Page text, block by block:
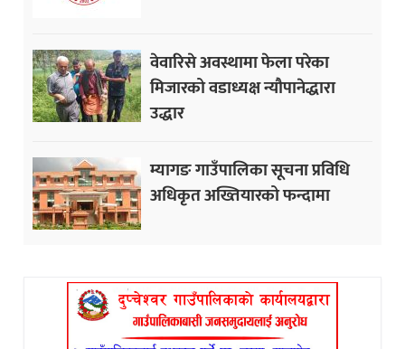
वेवारिसे अवस्थामा फेला परेका
मिजारको वडाध्यक्ष न्यौपानेद्धारा
उद्धार
म्यागङ गाउँपालिका सूचना प्रविधि
अधिकृत अख्तियारको फन्दामा